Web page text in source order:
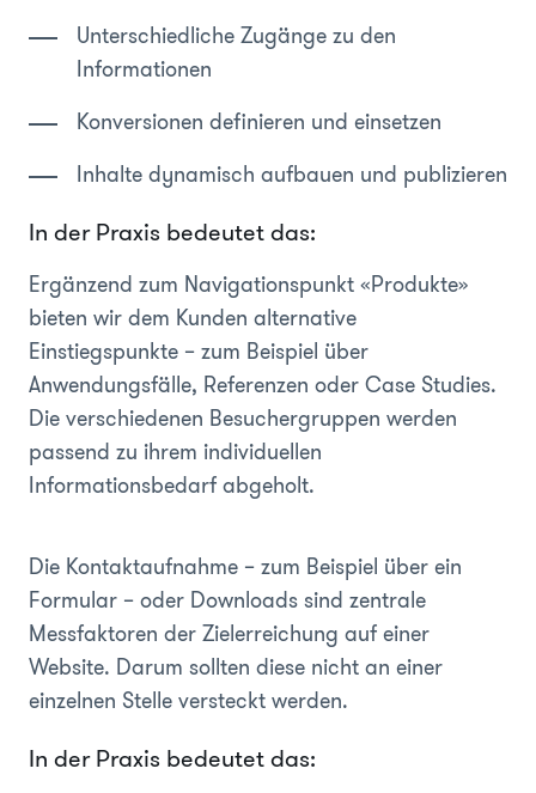
Unterschiedliche Zugänge zu den
Informationen
Konversionen definieren und einsetzen
Inhalte dynamisch aufbauen und publizieren
In der Praxis bedeutet das:
Ergänzend zum Navigationspunkt «Produkte»
bieten wir dem Kunden alternative
Einstiegspunkte – zum Beispiel über
Anwendungsfälle, Referenzen oder Case Studies.
Die verschiedenen Besuchergruppen werden
passend zu ihrem individuellen
Informationsbedarf abgeholt.
Die Kontaktaufnahme – zum Beispiel über ein
Formular – oder Downloads sind zentrale
Messfaktoren der Zielerreichung auf einer
Website. Darum sollten diese nicht an einer
einzelnen Stelle versteckt werden.
In der Praxis bedeutet das: